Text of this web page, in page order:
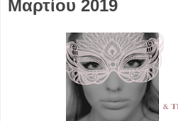
Μαρτίου 2019